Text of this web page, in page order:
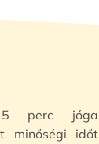
perc jóga
minőségi időt